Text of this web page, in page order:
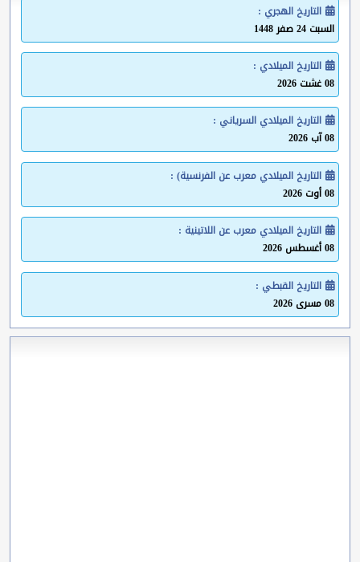
التاريخ الهجري :
السبت 24 صفر 1448
التاريخ الميلادي :
08 غشت 2026
التاريخ الميلادي السرياني :
08 آب 2026
التاريخ الميلادي معرب عن الفرنسية) :
08 أوت 2026
التاريخ الميلادي معرب عن اللاتينية :
08 أغسطس 2026
التاريخ القبطي :
08 مسرى 2026